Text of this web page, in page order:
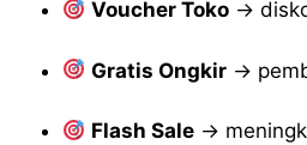
Voucher Toko →
Gratis Ongkir →
Flash Sale →